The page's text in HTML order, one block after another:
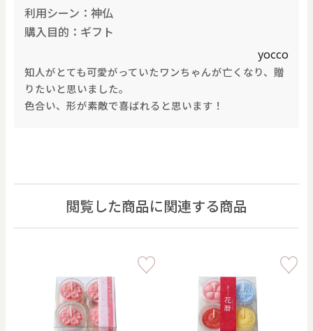
利用シーン：神仏
購入目的：ギフト
yocco
知人がとても可愛がっていたワンちゃんが亡くなり、贈
りたいと思いました。
色合い、形が素敵で喜ばれると思います！
閲覧した商品に関連する商品